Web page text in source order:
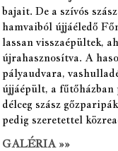
bajait. De a szívós
hamvaiból újjáéledő
lassan visszaépültek,
újrahasznosítva. A
pályaudvara,
újjáépült, a fűtőházban
délceg szász
pedig szeretettel
GALÉRIA »»